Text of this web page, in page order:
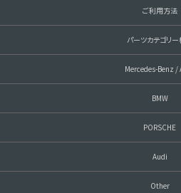
ご利用方法
パーツカテゴリ
Mercedes-Benz /
BMW
PORSCHE
Audi
Other